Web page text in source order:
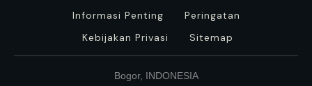
Informasi Penting
Peringatan
Kebijakan Privasi
Sitemap
Bogor, INDONESIA